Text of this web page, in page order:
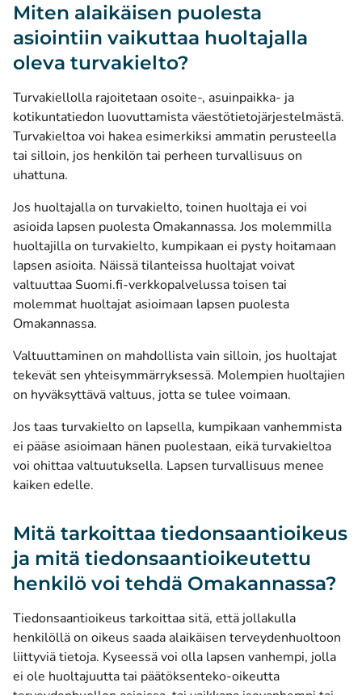
Miten alaikäisen puolesta
asiointiin vaikuttaa huoltajalla
oleva turvakielto?
Turvakiellolla rajoitetaan osoite-, asuinpaikka- ja
kotikuntatiedon luovuttamista väestötietojärjestelmästä.
Turvakieltoa voi hakea esimerkiksi ammatin perusteella
tai silloin, jos henkilön tai perheen turvallisuus on
uhattuna.
Jos huoltajalla on turvakielto, toinen huoltaja ei voi
asioida lapsen puolesta Omakannassa. Jos molemmilla
huoltajilla on turvakielto, kumpikaan ei pysty hoitamaan
lapsen asioita. Näissä tilanteissa huoltajat voivat
valtuuttaa Suomi.fi-verkkopalvelussa toisen tai
molemmat huoltajat asioimaan lapsen puolesta
Omakannassa.
Valtuuttaminen on mahdollista vain silloin, jos huoltajat
tekevät sen yhteisymmärryksessä. Molempien huoltajien
on hyväksyttävä valtuus, jotta se tulee voimaan.
Jos taas turvakielto on lapsella, kumpikaan vanhemmista
ei pääse asioimaan hänen puolestaan, eikä turvakieltoa
voi ohittaa valtuutuksella. Lapsen turvallisuus menee
kaiken edelle.
Mitä tarkoittaa tiedonsaantioikeus
ja mitä tiedonsaantioikeutettu
henkilö voi tehdä Omakannassa?
Tiedonsaantioikeus tarkoittaa sitä, että jollakulla
henkilöllä on oikeus saada alaikäisen terveydenhuoltoon
liittyviä tietoja. Kyseessä voi olla lapsen vanhempi, jolla
ei ole huoltajuutta tai päätöksenteko-oikeutta